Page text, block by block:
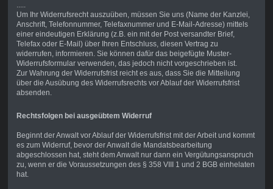
.....
Um Ihr Widerrufsrecht auszuüben, müssen Sie uns (Name der Kanzlei,
Anschrift, Telefonnummer, Telefaxnummer und E-Mail-Adresse) mittels
einer eindeutigen Erklärung (z.B. ein mit der Post versandter Brief,
Telefax oder E-Mail) über Ihren Entschluss, diesen Vertrag zu
widerrufen, informieren. Sie können dafür das beigefügte Muster-
Widerrufsformular verwenden, das jedoch nicht vorgeschrieben ist.
Zur Wahrung der Widerrufsfrist reicht es aus, dass Sie die Mitteilung
über die Ausübung des Widerrufsrechts vor Ablauf der Widerrufsfrist
absenden.
Rechtsfolgen bei ausgeübtem Widerruf
Beginnt der Anwalt vor Ablauf der Widerrufsfrist mit der Arbeit und kommt
es zum Widerruf, bevor der Anwalt die Mandatsbearbeitung
abgeschlossen hat, steht dem Anwalt nur dann ein Vergütungsanspruch
zu, wenn er die Voraussetzungen des § 358 VIII 1 und 2 BGB einhelaten
hat.